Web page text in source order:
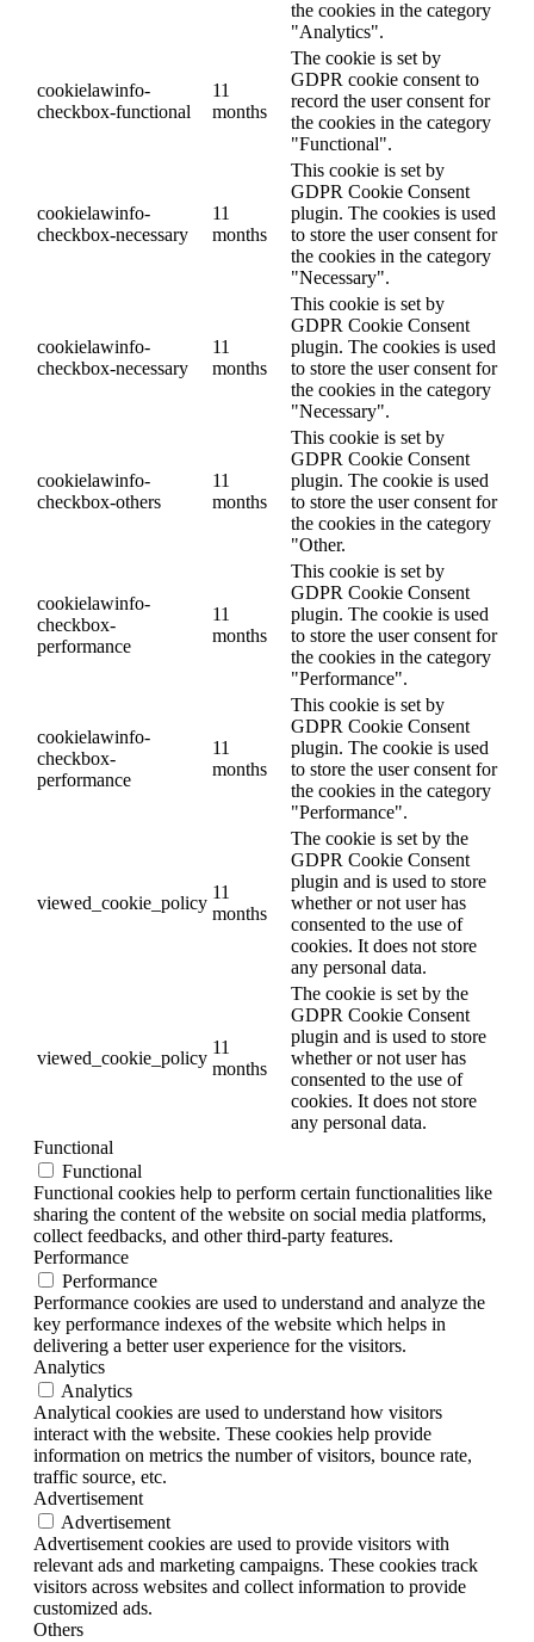
the cookies in the category
"Analytics".
cookielawinfo-
checkbox-functional
11
months
The cookie is set by
GDPR cookie consent to
record the user consent for
the cookies in the category
"Functional".
cookielawinfo-
checkbox-necessary
11
months
This cookie is set by
GDPR Cookie Consent
plugin. The cookies is used
to store the user consent for
the cookies in the category
"Necessary".
cookielawinfo-
checkbox-necessary
11
months
This cookie is set by
GDPR Cookie Consent
plugin. The cookies is used
to store the user consent for
the cookies in the category
"Necessary".
cookielawinfo-
checkbox-others
11
months
This cookie is set by
GDPR Cookie Consent
plugin. The cookie is used
to store the user consent for
the cookies in the category
"Other.
cookielawinfo-
checkbox-
performance
11
months
This cookie is set by
GDPR Cookie Consent
plugin. The cookie is used
to store the user consent for
the cookies in the category
"Performance".
cookielawinfo-
checkbox-
performance
11
months
This cookie is set by
GDPR Cookie Consent
plugin. The cookie is used
to store the user consent for
the cookies in the category
"Performance".
viewed_cookie_policy
11
months
The cookie is set by the
GDPR Cookie Consent
plugin and is used to store
whether or not user has
consented to the use of
cookies. It does not store
any personal data.
viewed_cookie_policy
11
months
The cookie is set by the
GDPR Cookie Consent
plugin and is used to store
whether or not user has
consented to the use of
cookies. It does not store
any personal data.
Functional
Functional
Functional cookies help to perform certain functionalities like
sharing the content of the website on social media platforms,
collect feedbacks, and other third-party features.
Performance
Performance
Performance cookies are used to understand and analyze the
key performance indexes of the website which helps in
delivering a better user experience for the visitors.
Analytics
Analytics
Analytical cookies are used to understand how visitors
interact with the website. These cookies help provide
information on metrics the number of visitors, bounce rate,
traffic source, etc.
Advertisement
Advertisement
Advertisement cookies are used to provide visitors with
relevant ads and marketing campaigns. These cookies track
visitors across websites and collect information to provide
customized ads.
Others